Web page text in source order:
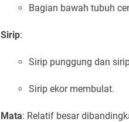
Bagian bawah tubuh
Sirip:
Sirip punggung dan
Sirip ekor membulat.
Mata: Relatif besar